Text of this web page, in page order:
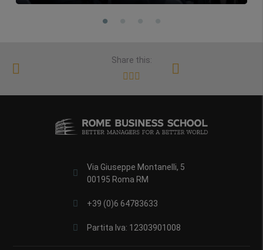
Share this:
Via Giuseppe Montanelli, 5
00195 Roma RM
+39 (0)6 64783633
Partita Iva: 12303901008